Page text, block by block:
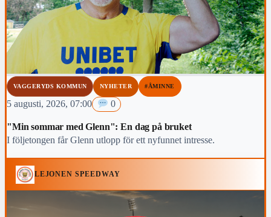
VAGGERYDS KOMMUN NYHETER #ÅMINNE
5 augusti, 2026, 07:00 0
"Min sommar med Glenn": En dag på bruket
I följetongen får Glenn utlopp för ett nyfunnet intresse.
LEJONEN SPEEDWAY